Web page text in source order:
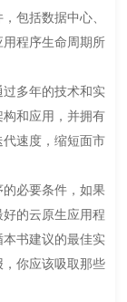
包括数据中心、
程序生命周期所
多年的技术和实
和应用，并拥有
速度，缩短面市
必要条件，如果
的云原生应用程
书建议的最佳实
你应该吸取那些